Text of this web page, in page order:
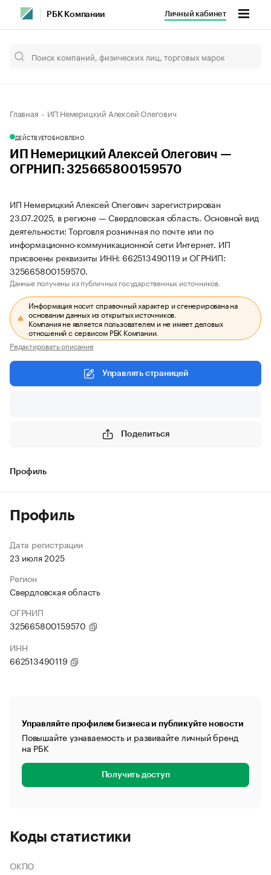
РБК Компании Личный кабинет
Главная ИП Немерицкий Алексей Олегович
ДЕЙСТВУЕТОБНОВЛЕНО
ИП Немерицкий Алексей Олегович —
ОГРНИП: 325665800159570
ИП Немерицкий Алексей Олегович зарегистрирован
23.07.2025, в регионе — Свердловская область. Основной вид
деятельности: Торговля розничная по почте или по
информационно-коммуникационной сети Интернет. ИП
присвоены реквизиты ИНН: 662513490119 и ОГРНИП:
325665800159570.
Данные получены из публичных государственных источников.
Информация носит справочный характер и сгенерирована на
основании данных из открытых источников.
Компания не является пользователем и не имеет деловых
отношений с сервисом РБК Компании.
Редактировать описание
Управлять страницей
Поделиться
Профиль
Профиль
Дата регистрации
23 июля 2025
Регион
Свердловская область
ОГРНИП
325665800159570
ИНН
662513490119
Управляйте профилем бизнеса и публикуйте новости
Повышайте узнаваемость и развивайте личный бренд
на РБК
Получить доступ
Коды статистики
ОКПО